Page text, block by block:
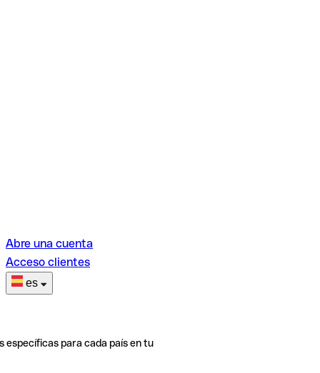
Abre una cuenta
Acceso clientes
es
específicas para cada país en tu